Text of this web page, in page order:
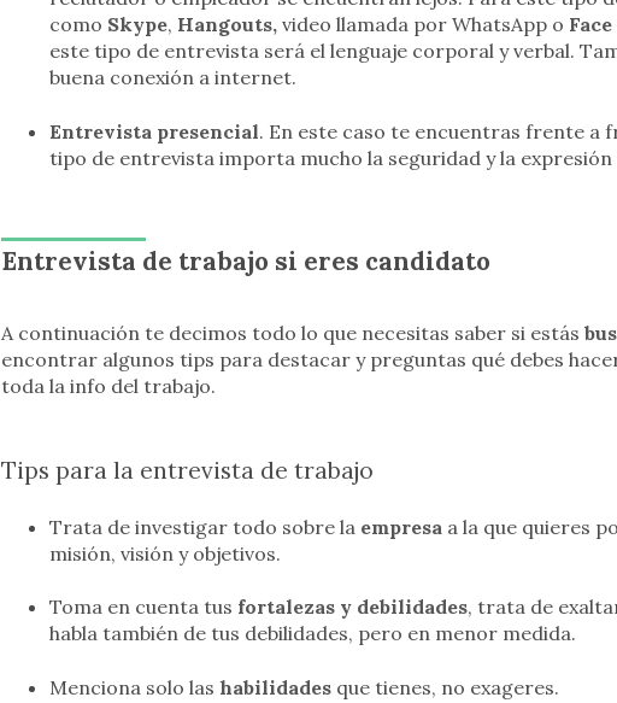
como Skype, Hangouts,video llamada por WhatsApp o
este tipo de entrevista será el lenguaje corporal y verbal.
buena conexión a internet.
Entrevista presencial. En este caso te encuentras frente a
tipo de entrevista importa mucho la seguridad y la
Entrevista de trabajo si eres candidato
A continuación te decimos todo lo que necesitas saber si estás
encontrar algunos tips para destacar y preguntas qué debes
toda la info del trabajo.
Tips para la entrevista de trabajo
Trata de investigar todo sobre la empresa a la que quieres
misión, visión y objetivos.
Toma en cuenta tus fortalezas y debilidades, trata de
habla también de tus debilidades, pero en menor medida.
Menciona solo las habilidadesque tienes, no exageres.